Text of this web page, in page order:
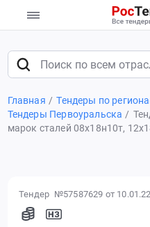
Главная Тендеры по
Тендеры Первоуральска
марок сталей 08х18н10т,
Тендер №57587629 от 10.01.22